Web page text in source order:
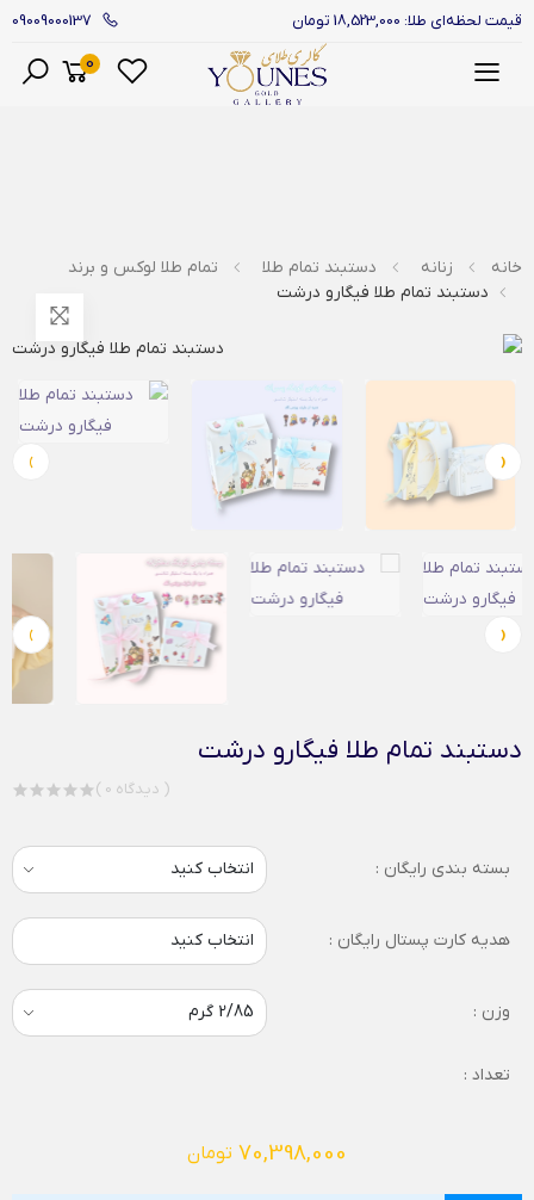
قیمت لحظه‌ای طلا: 18,523,000 تومان 09009000137
0
خانه زنانه دستبند تمام طلا
تمام طلا لوکس و برند
دستبند تمام طلا فیگارو درشت
‹
›
‹
›
دستبند تمام طلا فیگارو درشت
( 0 دیدگاه )
بسته بندی رایگان :
هدیه کارت پستال رایگان : انتخاب کنید
وزن :
تعداد :
70,398,000 تومان